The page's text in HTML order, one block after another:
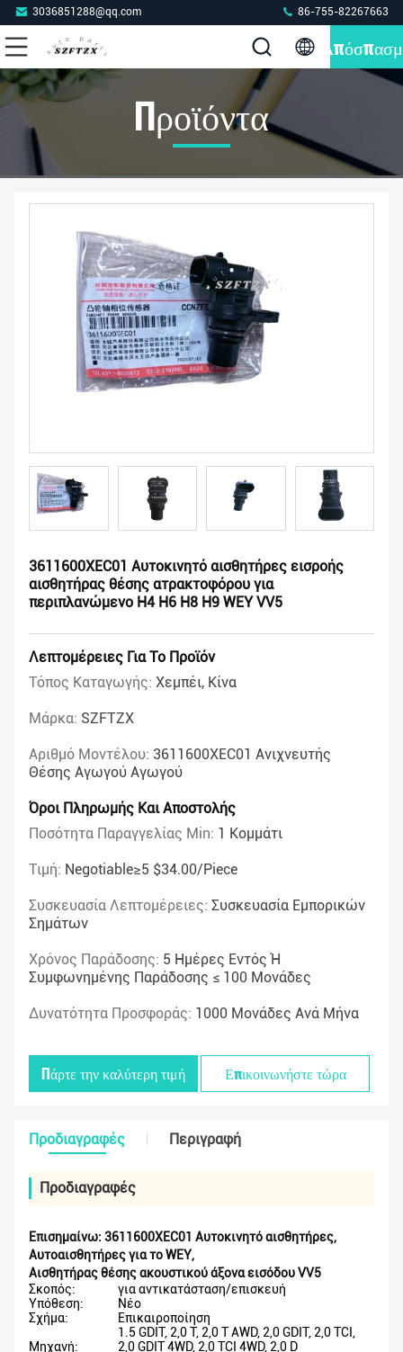
3036851288@qq.com 86-755-82267663
Προϊόντα
3611600XEC01 Αυτοκινητό αισθητήρες εισροής
αισθητήρας θέσης ατρακτοφόρου για
περιπλανώμενο H4 H6 H8 H9 WEY VV5
Λεπτομέρειες Για Το Προϊόν
Τόπος Καταγωγής: Χεμπέι, Κίνα
Μάρκα: SZFTZX
Αριθμό Μοντέλου: 3611600XEC01 Ανιχνευτής
Θέσης Αγωγού Αγωγού
Όροι Πληρωμής Και Αποστολής
Ποσότητα Παραγγελίας Min: 1 Κομμάτι
Τιμή: Negotiable≥5 $34.00/piece
Συσκευασία Λεπτομέρειες: Συσκευασία Εμπορικών
Σημάτων
Χρόνος Παράδοσης: 5 Ημέρες Εντός Ή
Συμφωνημένης Παράδοσης ≤ 100 Μονάδες
Δυνατότητα Προσφοράς: 1000 Μονάδες Ανά Μήνα
Πάρτε την καλύτερη τιμή Επικοινωνήστε τώρα
Προδιαγραφές Περιγραφή
Προδιαγραφές
Επισημαίνω: 3611600XEC01 Αυτοκινητό αισθητήρες,
Αυτοαισθητήρες για το WEY,
Αισθητήρας θέσης ακουστικού άξονα εισόδου VV5
Σκοπός:
για αντικατάσταση/επισκευή
Υπόθεση:
Νέο
Σχήμα:
Επικαιροποίηση
Μηχανή:
1.5 GDIT, 2,0 T, 2,0 T AWD, 2,0 GDIT, 2,0 TCI,
2,0 GDIT 4WD, 2,0 TCI 4WD, 2,0 D